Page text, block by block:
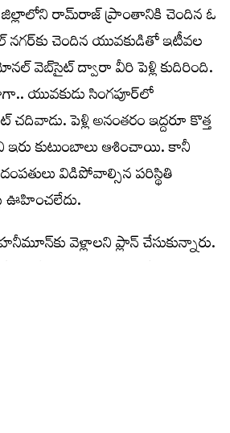
జిల్లాలోని రామ్‌రాజ్ ప్రాంతానికి చెందిన ఓ
చెందిన యువకుడితో ఇటీవల
వెబ్‌సైట్ ద్వారా వీరి పెళ్లి కుదిరింది.
యువకుడు సింగపూర్‌లో
పెళ్లి అనంతరం ఇద్దరూ కొత్త
ఇరు కుటుంబాలు ఆశించాయి. కానీ
విడిపోవాల్సిన పరిస్థితి
ఊహించలేదు.
వెళ్లాలని ప్లాన్ చేసుకున్నారు.
దొరికే ఏకాంత సమయంలో అతడిని